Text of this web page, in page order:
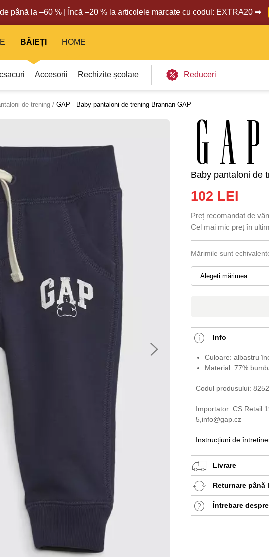
până la –60 % | Încă –20 % la articolele marcate cu codul: EXTRA20 ➡
BĂIEȚI
Accesorii Rechizite școlare Reduceri
HOME
de trening GAP - Baby pantaloni de trening Brannan GAP
Baby pantaloni de
102 LEI
Preț recomandat de
Cel mai mic preț în
Mărimile sunt
Alegeți mărimea
Info
Culoare: albastru
Material: 77%
Codul produsului:
Importator: CS Retail
5,info@gap.cz
Instrucțiuni de
Livrare
Returnare până
Întrebare